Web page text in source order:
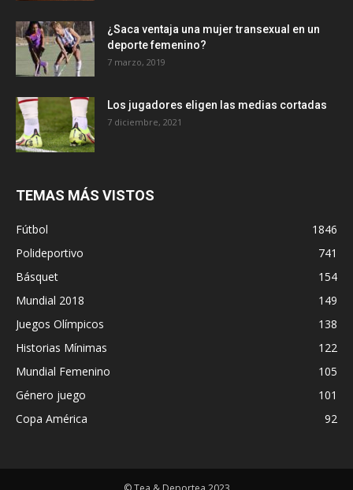
¿Saca ventaja una mujer transexual en un
deporte femenino?
7 marzo, 2019
Los jugadores eligen las medias cortadas
7 diciembre, 2021
TEMAS MÁS VISTOS
Fútbol
1846
Polideportivo
741
Básquet
154
Mundial 2018
149
Juegos Olímpicos
138
Historias Mínimas
122
Mundial Femenino
105
Género juego
101
Copa América
92